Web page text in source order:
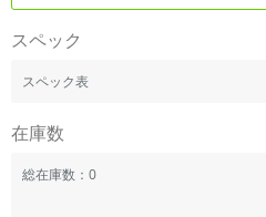
スペック
スペック表
在庫数
総在庫数：0
~